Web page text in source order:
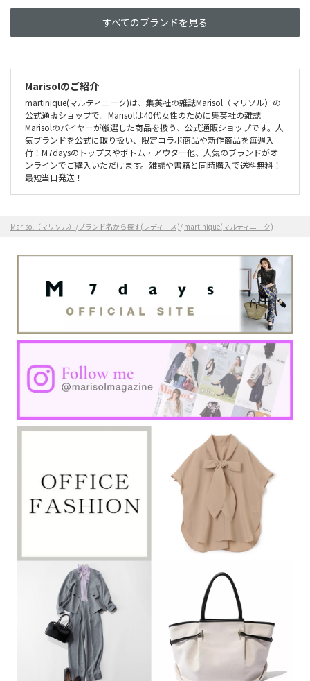
すべてのブランドを見る
Marisolのご紹介
martinique(マルティニーク)は、集英社の雑誌Marisol（マリソル）の
公式通販ショップで。Marisolは40代女性のために集英社の雑誌
Marisolのバイヤーが厳選した商品を扱う、公式通販ショップです。人
気ブランドを公式に取り扱い、限定コラボ商品や新作商品を毎週入
荷！M7daysのトップスやボトム・アウター他、人気のブランドがオ
ンラインでご購入いただけます。雑誌や書籍と同時購入で送料無料！
最短当日発送！
Marisol（マリソル） /ブランド名から探す(レディース)/ martinique(マルティニーク)